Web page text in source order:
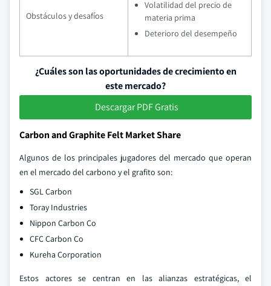
Obstáculos y desafíos
Volatilidad del precio de
materia prima
Deterioro del desempeño
¿Cuáles son las oportunidades de crecimiento en
este mercado?
Descargar PDF Gratis
Carbon and Graphite Felt Market Share
Algunos de los principales jugadores del mercado que operan
en el mercado del carbono y el grafito son:
SGL Carbon
Toray Industries
Nippon Carbon Co
CFC Carbon Co
Kureha Corporation
Estos actores se centran en las alianzas estratégicas, el